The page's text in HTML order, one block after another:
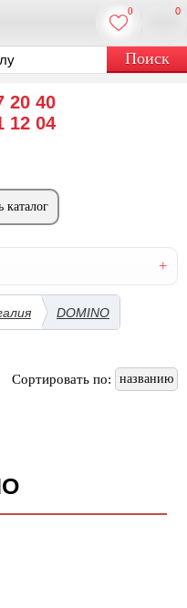
20 40
12 04
0
0
каталог
DOMINO
Сортировать по: названию